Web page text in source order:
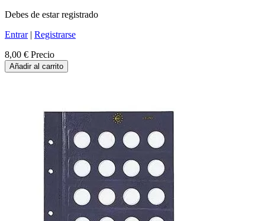
Debes de estar registrado
Entrar| Registrarse
8,00 € Precio
Añadir al carrito